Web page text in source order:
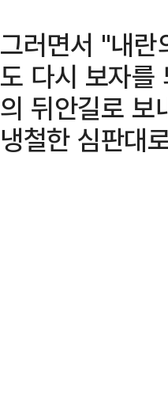
그러면서 "내
도 다시 보자를
의 뒤안길로 보
냉철한 심판대